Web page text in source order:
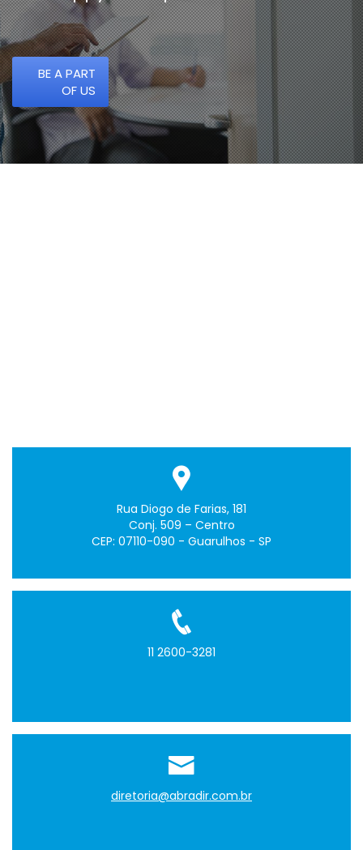
BE A PART
OF US
Rua Diogo de Farias, 181
Conj. 509 – Centro
CEP: 07110-090 - Guarulhos - SP
11 2600-3281
diretoria@abradir.com.br